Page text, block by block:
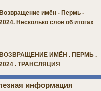
Возвращение имён - Пермь -
Несколько слов об итогах
ВОЗВРАЩЕНИЕ ИМЁН . ПЕРМЬ .
. ТРАНСЛЯЦИЯ
информация